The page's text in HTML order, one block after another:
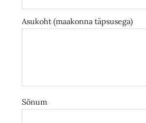
Asukoht (maakonna täpsusega)
Sõnum